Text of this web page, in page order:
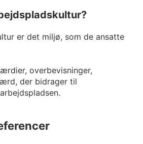
er det miljø, som de ansatte
overbevisninger,
der bidrager til